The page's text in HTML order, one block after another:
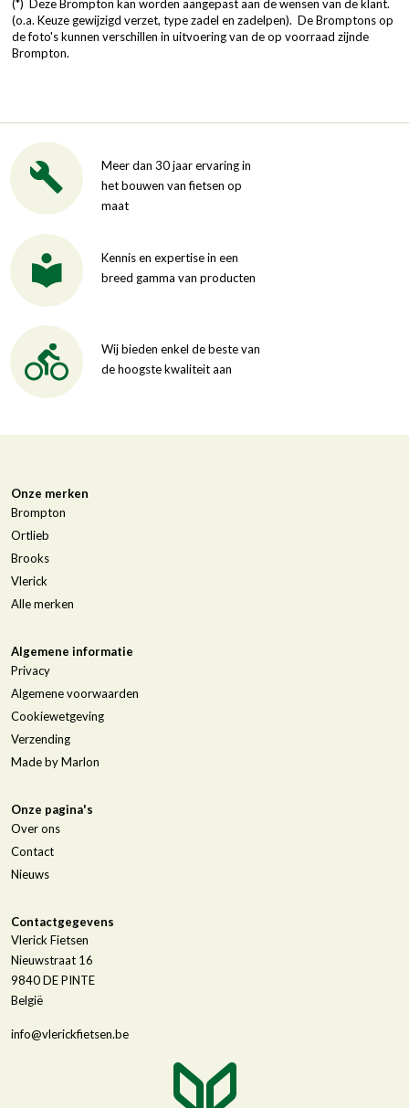
(*) Deze Brompton kan worden aangepast aan de wensen van de klant.
(o.a. Keuze gewijzigd verzet, type zadel en zadelpen). De Bromptons op
de foto's kunnen verschillen in uitvoering van de op voorraad zijnde
Brompton.
Meer dan 30 jaar ervaring in
het bouwen van fietsen op
maat
Kennis en expertise in een
breed gamma van producten
Wij bieden enkel de beste van
de hoogste kwaliteit aan
Onze merken
Brompton
Ortlieb
Brooks
Vlerick
Alle merken
Algemene informatie
Privacy
Algemene voorwaarden
Cookiewetgeving
Verzending
Made by Marlon
Onze pagina's
Over ons
Contact
Nieuws
Contactgegevens
Vlerick Fietsen
Nieuwstraat 16
9840DE PINTE
België
info@vlerickfietsen.be